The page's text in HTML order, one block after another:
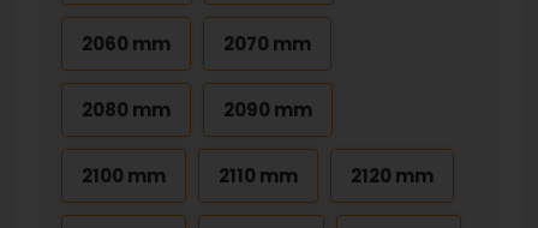
2060 mm 2070 mm
2080 mm 2090 mm
2100 mm 2110 mm 2120 mm